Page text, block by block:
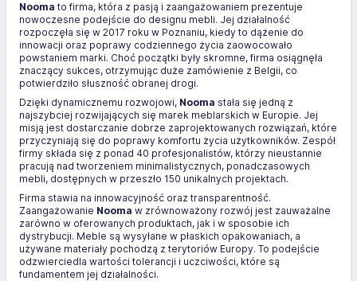
Nooma to firma, która z pasją i zaangażowaniem prezentuje
nowoczesne podejście do designu mebli. Jej działalność
rozpoczęła się w 2017 roku w Poznaniu, kiedy to dążenie do
innowacji oraz poprawy codziennego życia zaowocowało
powstaniem marki. Choć początki były skromne, firma osiągnęła
znaczący sukces, otrzymując duże zamówienie z Belgii, co
potwierdziło słuszność obranej drogi.
Dzięki dynamicznemu rozwojowi, Nooma stała się jedną z
najszybciej rozwijających się marek meblarskich w Europie. Jej
misją jest dostarczanie dobrze zaprojektowanych rozwiązań, które
przyczyniają się do poprawy komfortu życia użytkowników. Zespół
firmy składa się z ponad 40 profesjonalistów, którzy nieustannie
pracują nad tworzeniem minimalistycznych, ponadczasowych
mebli, dostępnych w przeszło 150 unikalnych projektach.
Firma stawia na innowacyjność oraz transparentność.
Zaangażowanie Nooma w zrównoważony rozwój jest zauważalne
zarówno w oferowanych produktach, jak i w sposobie ich
dystrybucji. Meble są wysyłane w płaskich opakowaniach, a
używane materiały pochodzą z terytoriów Europy. To podejście
odzwierciedla wartości tolerancji i uczciwości, które są
fundamentem jej działalności.